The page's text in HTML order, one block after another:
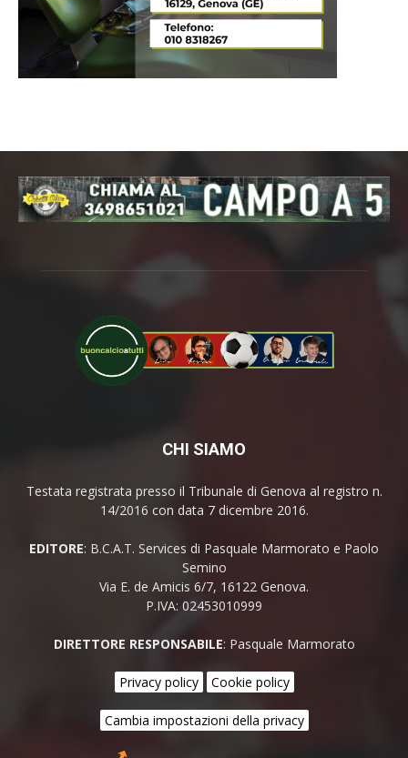
CHI SIAMO
Testata registrata presso il Tribunale di Genova al registro n.
14/2016 con data 7 dicembre 2016.
EDITORE: B.C.A.T. Services di Pasquale Marmorato e Paolo
Semino
Via E. de Amicis 6/7, 16122 Genova.
P.IVA: 02453010999
DIRETTORE RESPONSABILE: Pasquale Marmorato
Privacy policy Cookie policy
Cambia impostazioni della privacy